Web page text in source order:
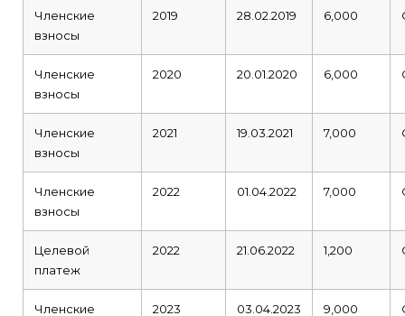
Членские
взносы
2019 28.02.2019 6,000
Членские
взносы
2020 20.01.2020 6,000
Членские
взносы
2021 19.03.2021 7,000
Членские
взносы
2022 01.04.2022 7,000
Целевой
платеж
2022 21.06.2022 1,200
Членские
2023 03.04.2023 9,000